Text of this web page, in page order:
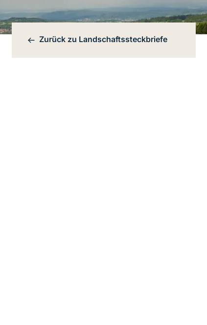
Bereichsnavigation
Zurück zu Landschaftssteckbriefe